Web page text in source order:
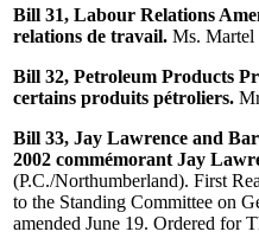
Bill 31, Labour Relations
relations de travail. Ms.
Bill 32, Petroleum Products
certains produits pétroliers.
Bill 33, Jay Lawrence and
2002 commémorant Jay
(P.C./Northumberland). First
to the Standing Committee on
amended June 19. Ordered for